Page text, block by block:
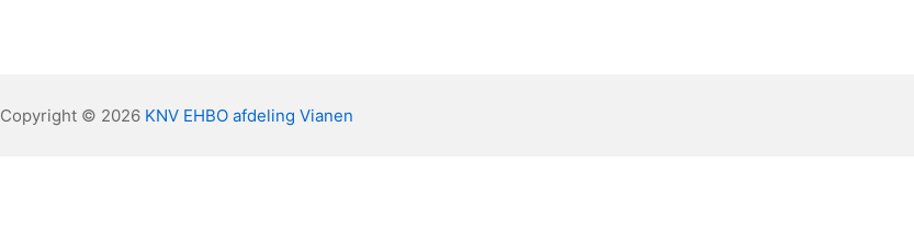
Copyright © 2026 KNV EHBO afdeling Vianen